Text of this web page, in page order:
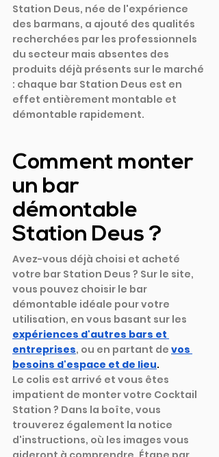
Station Deus, née de l'expérience
des barmans, a ajouté des qualités
recherchées par les professionnels
du secteur mais absentes des
produits déjà présents sur le marché
: chaque bar Station Deus est en
effet entièrement montable et
démontable rapidement.
Comment monter
un bar
démontable
Station Deus ?
Avez-vous déjà choisi et acheté
votre bar Station Deus ? Sur le site,
vous pouvez choisir le bar
démontable idéale pour votre
utilisation, en vous basant sur les
expériences d'autres bars et
entreprises, ou en partant de vos
besoins d'espace et de lieu.
Le colis est arrivé et vous êtes
impatient de monter votre Cocktail
Station ? Dans la boîte, vous
trouverez également la notice
d'instructions, où les images vous